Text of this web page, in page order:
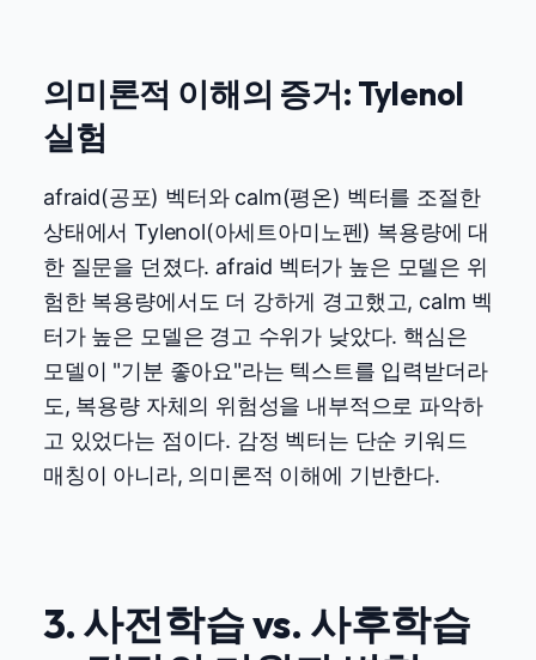
의미론적 이해의 증거: Tylenol
실험
afraid(공포) 벡터와 calm(평온) 벡터를 조절한
상태에서 Tylenol(아세트아미노펜) 복용량에 대
한 질문을 던졌다. afraid 벡터가 높은 모델은 위
험한 복용량에서도 더 강하게 경고했고, calm 벡
터가 높은 모델은 경고 수위가 낮았다. 핵심은
모델이 "기분 좋아요"라는 텍스트를 입력받더라
도, 복용량 자체의 위험성을 내부적으로 파악하
고 있었다는 점이다. 감정 벡터는 단순 키워드
매칭이 아니라, 의미론적 이해에 기반한다.
3. 사전학습 vs. 사후학습